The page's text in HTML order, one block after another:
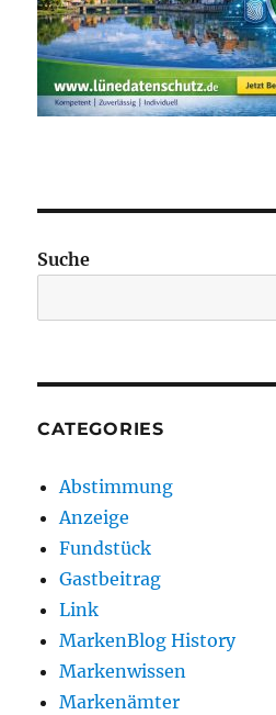
Suche
CATEGORIES
Abstimmung
Anzeige
Fundstück
Gastbeitrag
Link
MarkenBlog History
Markenwissen
Markenämter